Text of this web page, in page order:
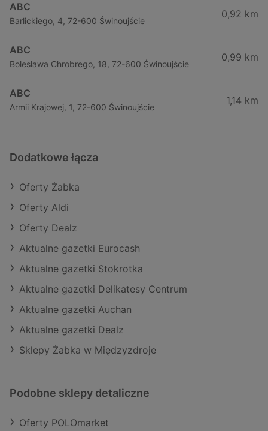
ABC
Barlickiego, 4, 72-600 Świnoujście
0,92 km
ABC
Bolesława Chrobrego, 18, 72-600 Świnoujście
0,99 km
ABC
Armii Krajowej, 1, 72-600 Świnoujście
1,14 km
Dodatkowe łącza
Oferty Żabka
Oferty Aldi
Oferty Dealz
Aktualne gazetki Eurocash
Aktualne gazetki Stokrotka
Aktualne gazetki Delikatesy Centrum
Aktualne gazetki Auchan
Aktualne gazetki Dealz
Sklepy Żabka w Międzyzdroje
Podobne sklepy detaliczne
Oferty POLOmarket